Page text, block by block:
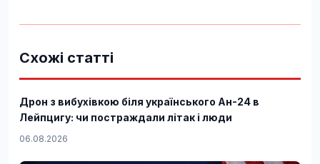
Схожі статті
Дрон з вибухівкою біля українського Ан-24 в
Лейпцигу: чи постраждали літак і люди
06.08.2026